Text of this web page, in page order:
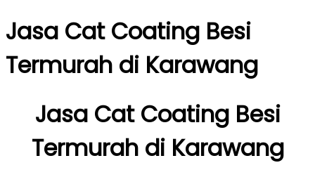
Jasa Cat Coating Besi
Termurah di Karawang
Jasa Cat Coating Besi
Termurah di Karawang